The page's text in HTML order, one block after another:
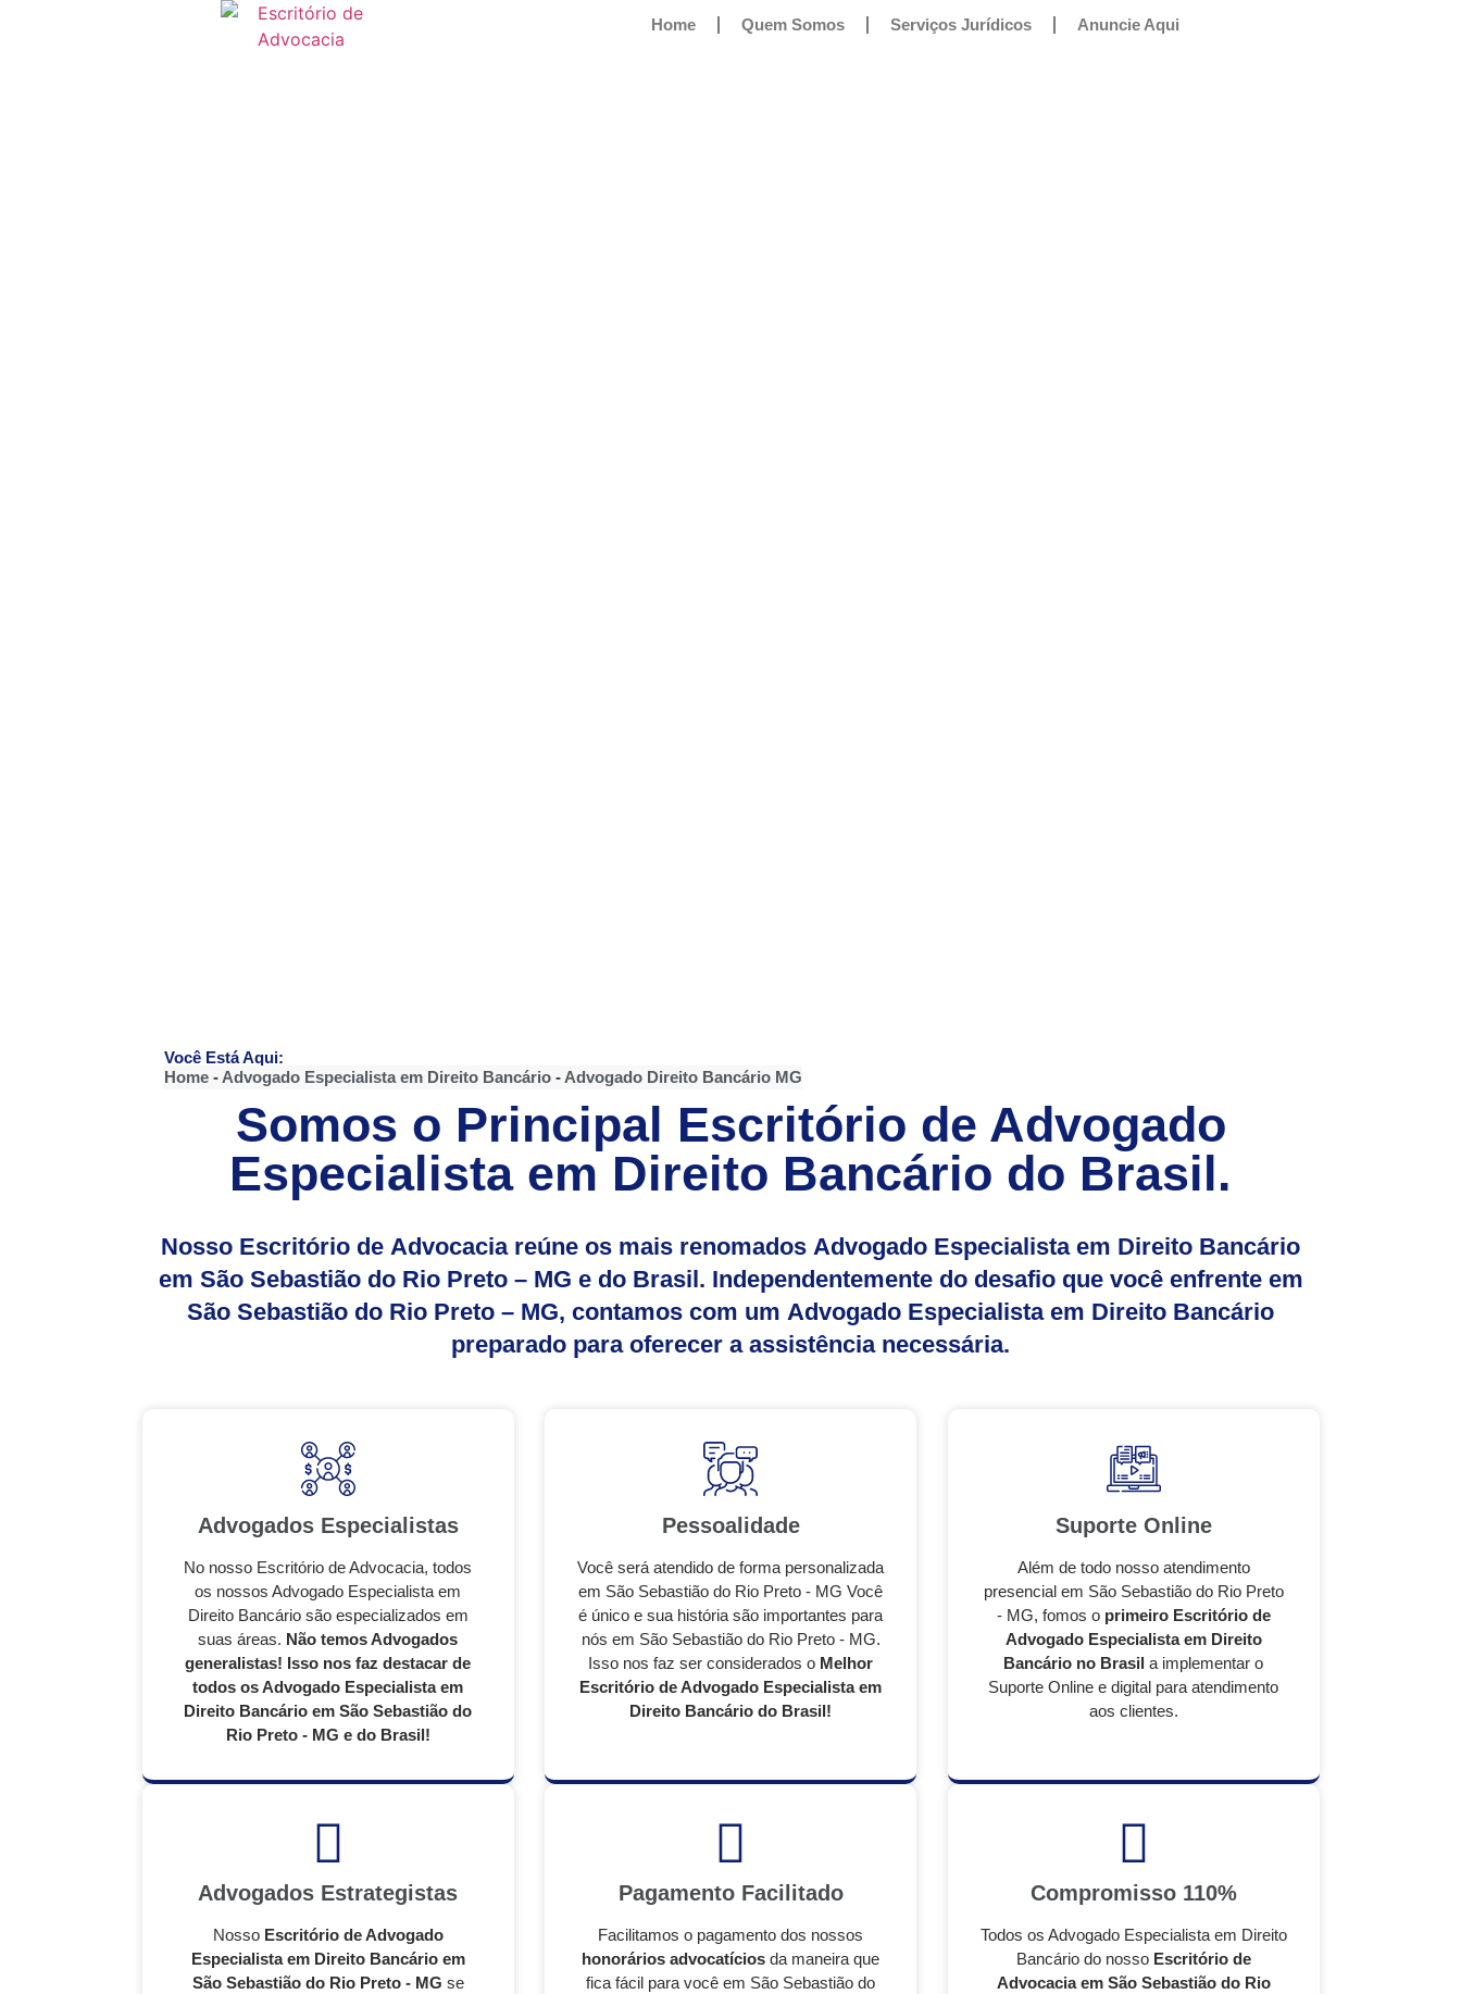
Home Quem Somos Serviços Jurídicos Anuncie Aqui
Você Está Aqui:
Home- Advogado Especialista em Direito Bancário- Advogado Direito Bancário MG
Somos o Principal Escritório de Advogado
Especialista em Direito Bancário do Brasil.
Nosso Escritório de Advocacia reúne os mais renomados Advogado Especialista em Direito Bancário
em São Sebastião do Rio Preto – MG e do Brasil. Independentemente do desafio que você enfrente em
São Sebastião do Rio Preto – MG, contamos com um Advogado Especialista em Direito Bancário
preparado para oferecer a assistência necessária.
Advogados Especialistas
No nosso Escritório de Advocacia, todos
os nossos Advogado Especialista em
Direito Bancário são especializados em
suas áreas. Não temos Advogados
generalistas! Isso nos faz destacar de
todos os Advogado Especialista em
Direito Bancário em São Sebastião do
Rio Preto - MG e do Brasil!
Pessoalidade
Você será atendido de forma personalizada
em São Sebastião do Rio Preto - MG Você
é único e sua história são importantes para
nós em São Sebastião do Rio Preto - MG.
Isso nos faz ser considerados o Melhor
Escritório de Advogado Especialista em
Direito Bancário do Brasil!
Suporte Online
Além de todo nosso atendimento
presencial em São Sebastião do Rio Preto
- MG, fomos o primeiro Escritório de
Advogado Especialista em Direito
Bancário no Brasil a implementar o
Suporte Online e digital para atendimento
aos clientes.
Advogados Estrategistas
Nosso Escritório de Advogado
Especialista em Direito Bancário em
São Sebastião do Rio Preto - MG se
Pagamento Facilitado
Facilitamos o pagamento dos nossos
honorários advocatícios da maneira que
fica fácil para você em São Sebastião do
Compromisso 110%
Todos os Advogado Especialista em Direito
Bancário do nosso Escritório de
Advocacia em São Sebastião do Rio